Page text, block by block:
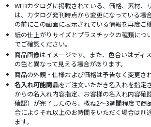
WEBカタログに掲載されている、価格、素材、
は、カタログ発刊時点から変更になっている場
の前にこの画面に表示されている情報を再度ご
紙の仕上がりサイズとプラスチックの種類につ
でご確認ください。
商品画像はイメージです。また、色合いはディ
の色と異なって見える場合があります。
商品の外観・仕様および価格は予告なく変更さ
名入れ可能商品をご注文いただき名入れを指定
からの名入れ内容指定、お客様の名入れ内容確
確認）が完了したのち、概ね2～3週間程度で商
合によりそれ以上のお時間をいただく場合は別
ます。